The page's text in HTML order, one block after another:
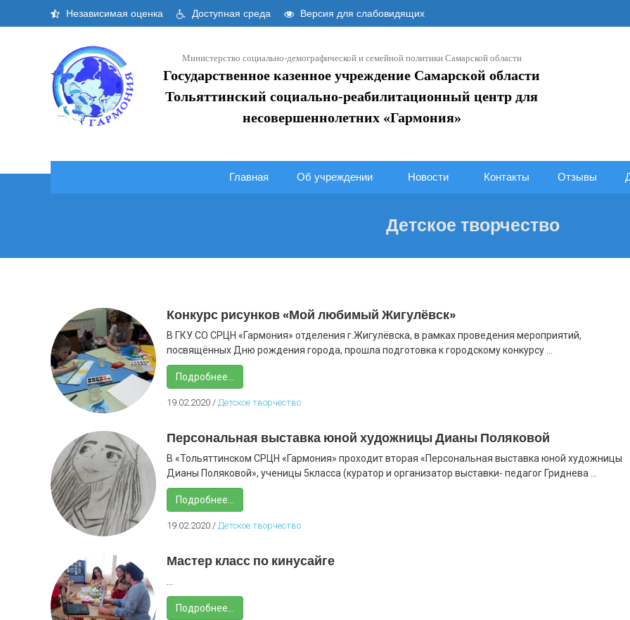
Независимая оценка Доступная среда Версия для слабовидящих
Министерство социально-демографической и семейной политики Самарской области
Государственное казенное учреждение Самарской области
Тольяттинский социально-реабилитационный центр для
несовершеннолетних «Гармония»
Главная Об учреждении Новости Контакты Отзывы
Детское творчество
Конкурс рисунков «Мой любимый Жигулёвск»
В ГКУ СО СРЦН «Гармония» отделения г.Жигулёвска, в рамках проведения мероприятий,
посвящённых Дню рождения города, прошла подготовка к городскому конкурсу ...
Подробнее...
19.02.2020 / Детское творчество
Персональная выставка юной художницы Дианы Поляковой
В «Тольяттинском СРЦН «Гармония» проходит вторая «Персональная выставка юной художницы
Дианы Поляковой», ученицы 5класса (куратор и организатор выставки- педагог Гриднева ...
Подробнее...
19.02.2020 / Детское творчество
Мастер класс по кинусайге
Подробнее...